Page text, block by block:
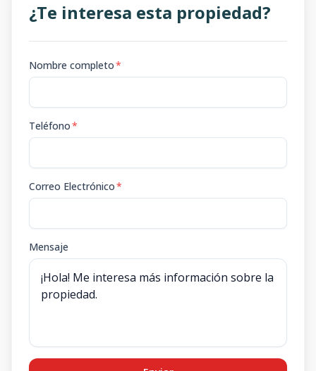
¿Te interesa esta propiedad?
Nombre completo*
Teléfono*
Correo Electrónico*
Mensaje